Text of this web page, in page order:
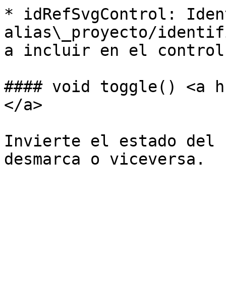
* idRefSvgControl:
alias\_proyecto/
a incluir en el
#### void toggle() <a
</a>
Invierte el estado del